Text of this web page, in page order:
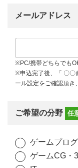
メールアドレス
※PC/携帯どちらでも
※申込完了後、「 〇〇
ール設定をご確認頂き
ご希望の分野 任
ゲームプロ
ゲームCG・